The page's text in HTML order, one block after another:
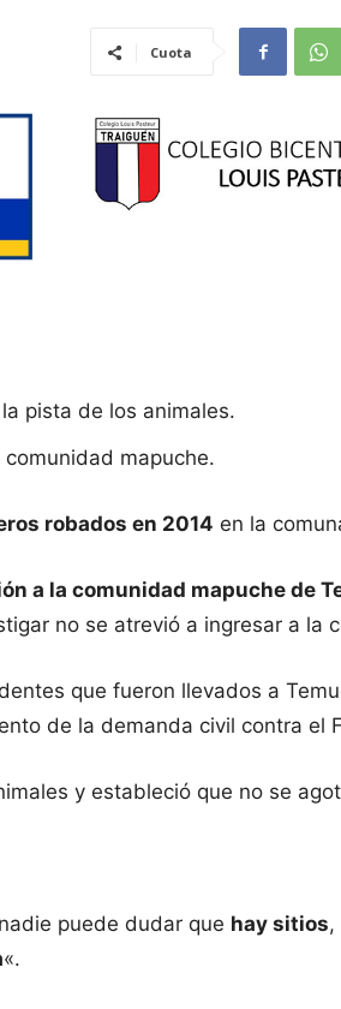
Cuota
pista de los animales.
mapuche.
robados en 2014 en la
a la comunidad mapuche de
no se atrevió a ingresar a la
que fueron llevados a
de la demanda civil contra el
y estableció que no se
puede dudar que hay sitios,
«.